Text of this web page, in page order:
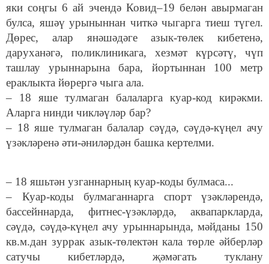
яки соңгы 6 ай эчендә Ковид–19 белән авырмаган
булса, яшәү урыныннан читкә чыгарга тиеш түгел.
Дөрес, алар янәшәдәге азык-төлек кибетенә,
даруханәгә, поликлиникага, хезмәт күрсәтү, чүп
ташлау урыннарына бара, йортыннан 100 метр
ераклыкта йөрергә чыга ала.
– 18 яше тулмаган балаларга куар-код кирәкми.
Аларга нинди чикләүләр бар?
– 18 яше тулмаган балалар сәүдә, сәүдә-күңел ачу
үзәкләренә әти-әниләрдән башка кертелми.
– 18 яшьтән узганнарның куар-коды булмаса...
– Куар-коды булмаганнарга спорт үзәкләрендә,
бассейннарда, фитнес-үзәкләрдә, аквапаркларда,
сәүдә, сәүдә-күңел ачу урыннарында, мәйданы 150
кв.м.дан зуррак азык-төлектән кала төрле әйберләр
сатучы кибетләрдә, җәмәгать туклану